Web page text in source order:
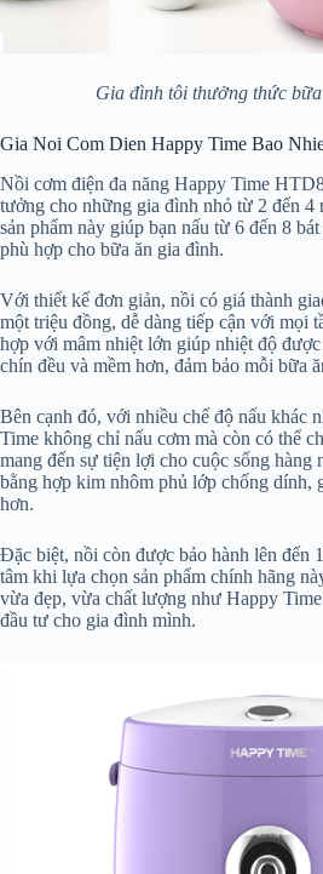
Gia đình tôi thưởng thức
Gia Noi Com Dien Happy Time Bao
Nồi cơm điện đa năng Happy Time
tưởng cho những gia đình nhỏ từ 2 đến
sản phẩm này giúp bạn nấu từ 6 đến 8
phù hợp cho bữa ăn gia đình.
Với thiết kế đơn giản, nồi có giá thành
một triệu đồng, dễ dàng tiếp cận với mọi
hợp với mâm nhiệt lớn giúp nhiệt độ
chín đều và mềm hơn, đảm bảo mỗi bữa
Bên cạnh đó, với nhiều chế độ nấu khác
Time không chỉ nấu cơm mà còn có thể
mang đến sự tiện lợi cho cuộc sống
bằng hợp kim nhôm phủ lớp chống dính,
hơn.
Đặc biệt, nồi còn được bảo hành lên đến
tâm khi lựa chọn sản phẩm chính hãng
vừa đẹp, vừa chất lượng như Happy
đầu tư cho gia đình mình.